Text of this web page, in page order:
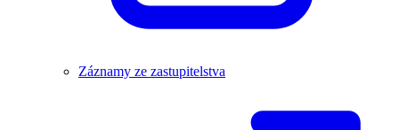
Záznamy ze zastupitelstva